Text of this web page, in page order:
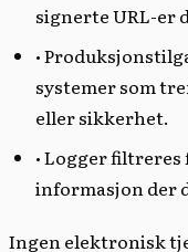
signerte URL-er
•
systemer som
eller sikkerhet.
• Logger
informasjon der
Ingen elektronisk